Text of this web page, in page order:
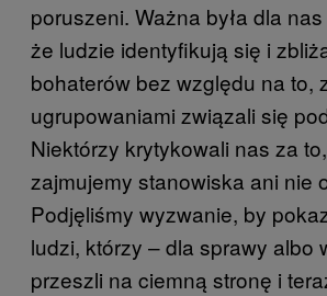
poruszeni. Ważna była dla
że ludzie identyfikują się i
bohaterów bez względu na to,
ugrupowaniami związali się
Niektórzy krytykowali nas za
zajmujemy stanowiska ani nie
Podjęliśmy wyzwanie, by
ludzi, którzy – dla sprawy albo
przeszli na ciemną stronę i